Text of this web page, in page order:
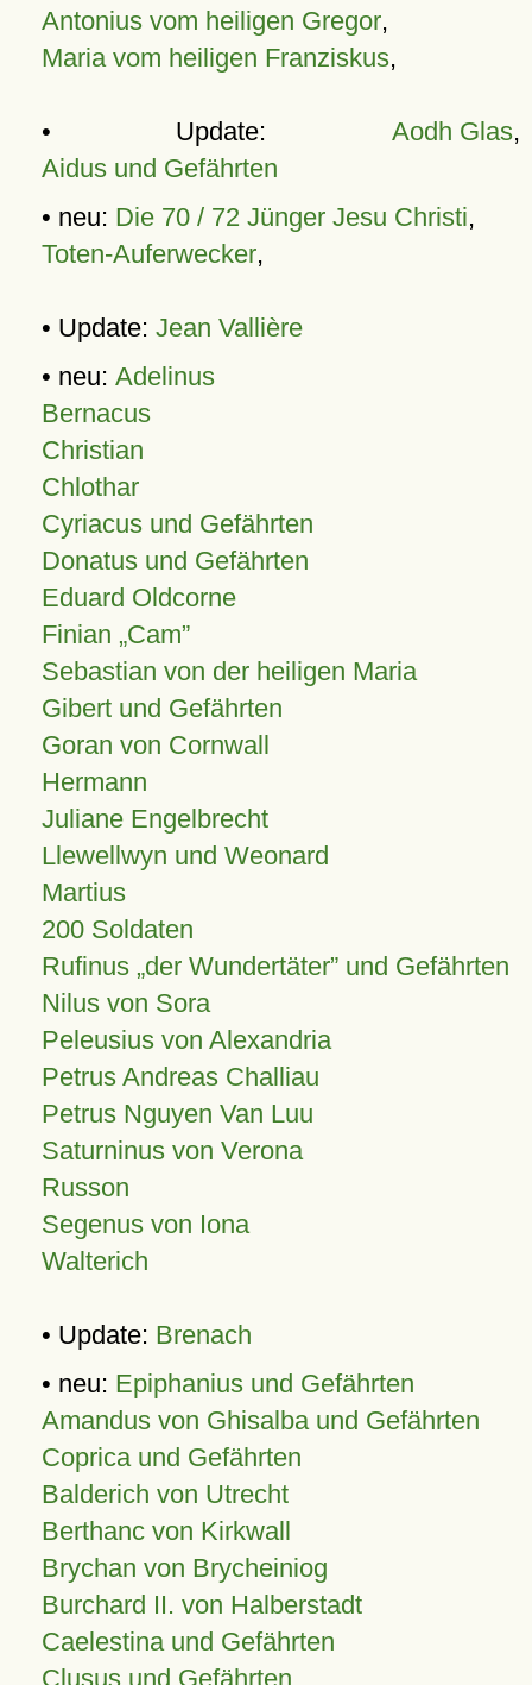
Antonius vom heiligen Gregor,
Maria vom heiligen Franziskus,
• Update: Aodh Glas,
Aidus und Gefährten
• neu: Die 70 / 72 Jünger Jesu Christi,
Toten-Auferwecker,
• Update: Jean Vallière
• neu: Adelinus
Bernacus
Christian
Chlothar
Cyriacus und Gefährten
Donatus und Gefährten
Eduard Oldcorne
Finian Cam
Sebastian von der heiligen Maria
Gibert und Gefährten
Goran von Cornwall
Hermann
Juliane Engelbrecht
Llewellwyn und Weonard
Martius
200 Soldaten
Rufinus „der Wundertäter” und Gefährten
Nilus von Sora
Peleusius von Alexandria
Petrus Andreas Challiau
Petrus Nguyen Van Luu
Saturninus von Verona
Russon
Segenus von Iona
Walterich
• Update: Brenach
• neu: Epiphanius und Gefährten
Amandus von Ghisalba und Gefährten
Coprica und Gefährten
Balderich von Utrecht
Berthanc von Kirkwall
Brychan von Brycheiniog
Burchard II. von Halberstadt
Caelestina und Gefährten
Clusus und Gefährten